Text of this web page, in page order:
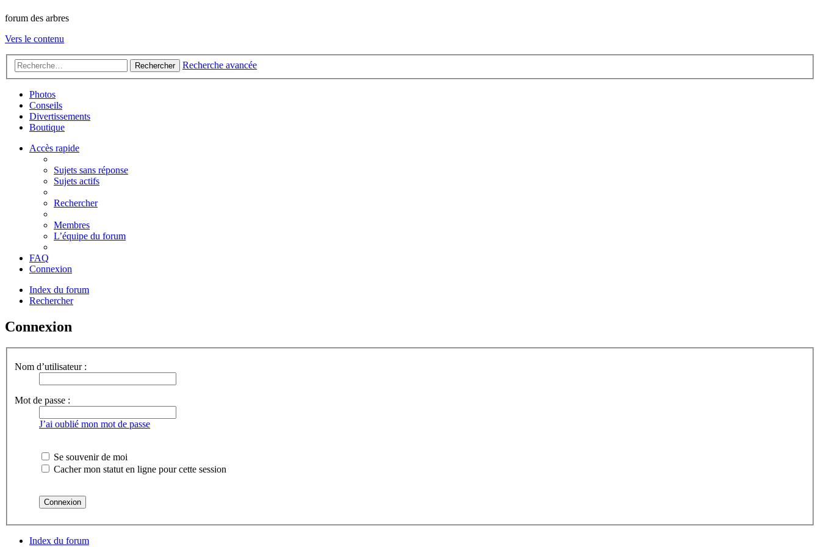
forum des arbres
Vers le contenu
Rechercher Recherche avancée
Photos
Conseils
Divertissements
Boutique
Accès rapide
Sujets sans réponse
Sujets actifs
Rechercher
Membres
L’équipe du forum
FAQ
Connexion
Index du forum
Rechercher
Connexion
Nom d’utilisateur :
Mot de passe :
J’ai oublié mon mot de passe
Se souvenir de moi
Cacher mon statut en ligne pour cette session
Index du forum